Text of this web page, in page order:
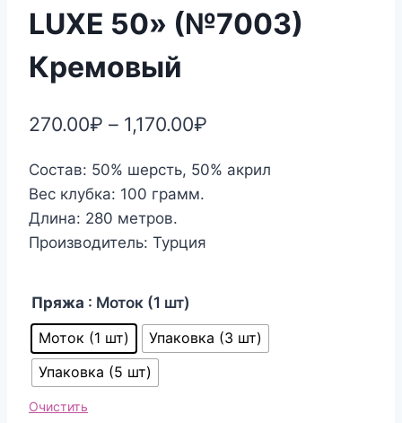
LUXE 50» (№7003)
Кремовый
270.00₽ – 1,170.00₽
Состав: 50% шерсть, 50% акрил
Вес клубка: 100 грамм.
Длина: 280 метров.
Производитель: Турция
Пряжа : Моток (1 шт)
Моток (1 шт)
Упаковка (3 шт)
Упаковка (5 шт)
Очистить